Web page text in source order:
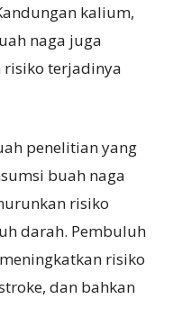
kalium,
naga juga
terjadinya
penelitian yang
buah naga
risiko
darah. Pembuluh
risiko
dan bahkan